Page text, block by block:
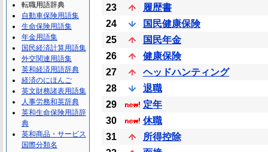
23
履歴書
24
国民健康保険
25
国民年金
26
健康保険
27
ヘッドハンティング
28
退職
29
定年
30
休職
31
所得控除
転職用語辞典
自動車保険用語集
生命保険用語集
年金用語集
国民経済計算用語集
外交関連用語集
英和経済用語辞典
経済のにほんご
英文財務諸表用語集
人事労務和英辞典
英和生命保険用語辞
典
英和商品・サービス
国際分類名